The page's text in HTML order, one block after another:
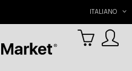
ITALIANO
0
Carrello